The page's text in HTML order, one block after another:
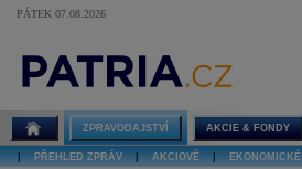
PÁTEK 07.08.2026
ZPRAVODAJSTVÍ AKCIE & FONDY
PŘEHLED ZPRÁV AKCIOVÉ EKONOMICKÉ